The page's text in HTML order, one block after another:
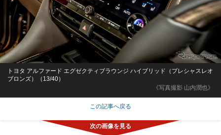
《写真撮影 山内潤也》
トヨタ アルファード エグゼクティブラウンジ ハイブリッド（プレシャスレオ
ブロンズ）（13/40）
この記事へ戻る